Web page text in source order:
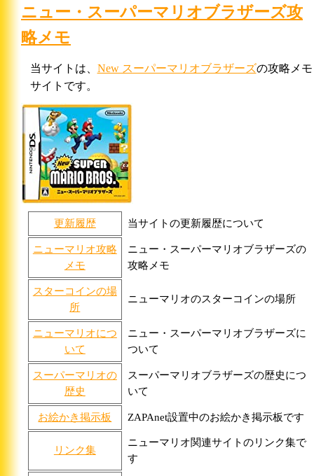
ニュー・スーパーマリオブラザーズ攻
略メモ
当サイトは、 New スーパーマリオブラザーズの攻略メモ
サイトです。
更新履歴 当サイトの更新履歴について
ニューマリオ攻略
メモ
ニュー・スーパーマリオブラザーズの
攻略メモ
スターコインの場
所
ニューマリオのスターコインの場所
ニューマリオにつ
いて
ニュー・スーパーマリオブラザーズに
ついて
スーパーマリオの
歴史
スーパーマリオブラザーズの歴史につ
いて
お絵かき掲示板 ZAPAnet設置中のお絵かき掲示板です
リンク集
ニューマリオ関連サイトのリンク集で
す